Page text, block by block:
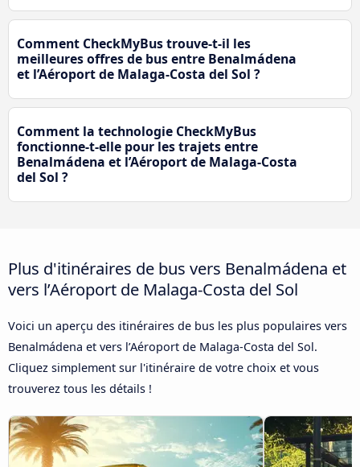
Comment CheckMyBus trouve-t-il les
meilleures offres de bus entre Benalmádena
et l’Aéroport de Malaga-Costa del Sol ?
Comment la technologie CheckMyBus
fonctionne-t-elle pour les trajets entre
Benalmádena et l’Aéroport de Malaga-Costa
del Sol ?
Plus d'itinéraires de bus vers Benalmádena et
vers l’Aéroport de Malaga-Costa del Sol
Voici un aperçu des itinéraires de bus les plus populaires vers
Benalmádena et vers l’Aéroport de Malaga-Costa del Sol.
Cliquez simplement sur l'itinéraire de votre choix et vous
trouverez tous les détails !